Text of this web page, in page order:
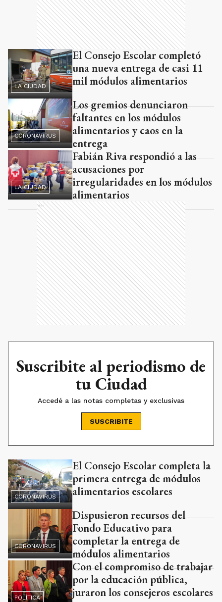
LA CIUDAD
El Consejo Escolar completó
una nueva entrega de casi 11
mil módulos alimentarios
CORONAVIRUS
Los gremios denunciaron
faltantes en los módulos
alimentarios y caos en la
entrega
LA CIUDAD
Fabián Riva respondió a las
acusaciones por
irregularidades en los módulos
alimentarios
Ads
Suscribite al periodismo de
tu Ciudad
Accedé a las notas completas y exclusivas
SUSCRIBITE
CORONAVIRUS
El Consejo Escolar completa la
primera entrega de módulos
alimentarios escolares
CORONAVIRUS
Dispusieron recursos del
Fondo Educativo para
completar la entrega de
módulos alimentarios
POLÍTICA
Con el compromiso de trabajar
por la educación pública,
juraron los consejeros escolares